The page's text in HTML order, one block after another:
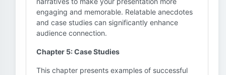
engaging and memorable. Relatable anecdotes
and case studies can significantly enhance
audience connection.
Chapter 5: Case Studies
This chapter presents examples of successful